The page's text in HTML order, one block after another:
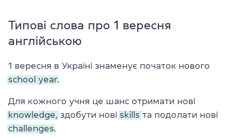
Типові слова про 1 вересня
англійською
1 вересня в Україні знаменує початок нового
school year.
Для кожного учня це шанс отримати нові
knowledge,
здобути нові skills та подолати нові
challenges.